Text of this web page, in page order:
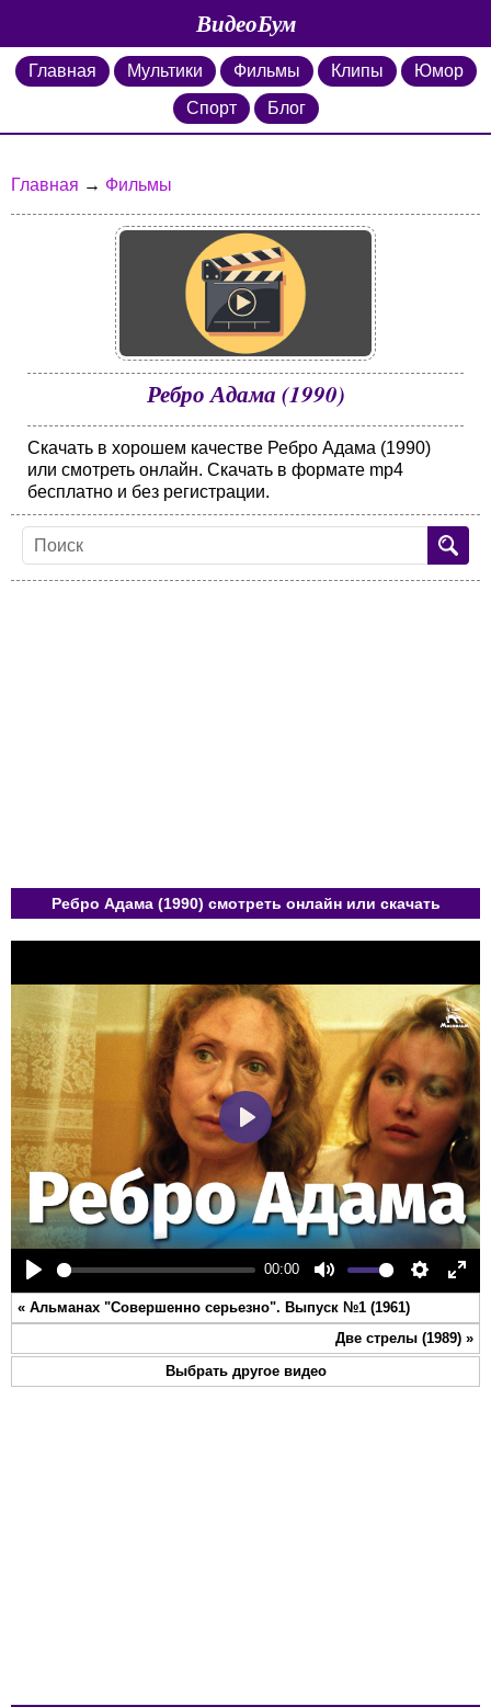
ВидеоБум
Главная Мультики Фильмы Клипы
Юмор
Спорт
Блог
Главная → Фильмы
Ребро Адама (1990)
Скачать в хорошем качестве Ребро Адама (1990)
или смотреть онлайн. Скачать в формате mp4
бесплатно и без регистрации.
Ребро Адама (1990) смотреть онлайн или скачать
Play
00:00
Mute Settings
Play
« Альманах "Совершенно серьезно". Выпуск №1 (1961)
Две стрелы (1989) »
Выбрать другое видео